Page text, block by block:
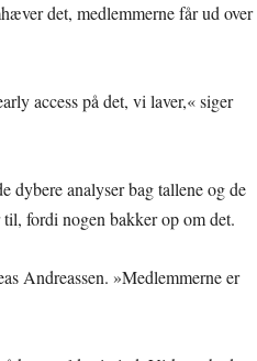
det, medlemmerne får ud over
access på det, vi laver,« siger
dybere analyser bag tallene og de
fordi nogen bakker op om det.
Andreassen. »Medlemmerne er